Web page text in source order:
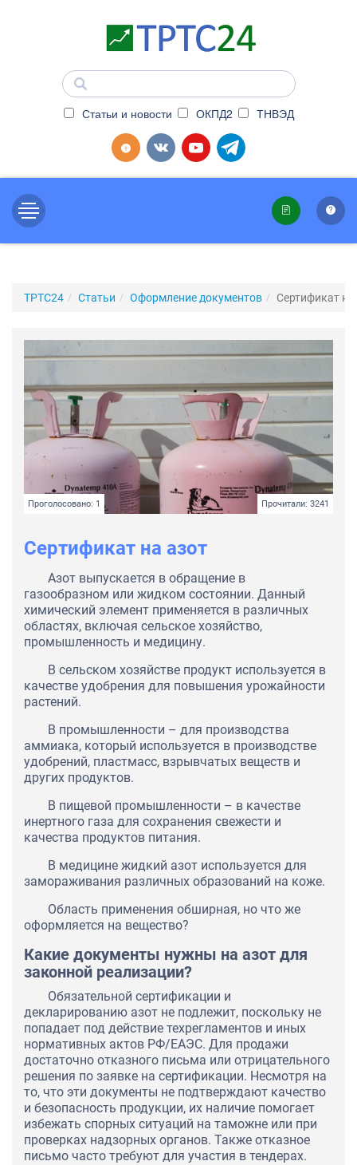
Статьи и новости ОКПД2 ТНВЭД
ТРТС24 Статьи Оформление документов Сертификат на
Проголосовано: 1 Прочитали: 3241
Сертификат на азот
Азот выпускается в обращение в
газообразном или жидком состоянии. Данный
химический элемент применяется в различных
областях, включая сельское хозяйство,
промышленность и медицину.
В сельском хозяйстве продукт используется в
качестве удобрения для повышения урожайности
растений.
В промышленности – для производства
аммиака, который используется в производстве
удобрений, пластмасс, взрывчатых веществ и
других продуктов.
В пищевой промышленности – в качестве
инертного газа для сохранения свежести и
качества продуктов питания.
В медицине жидкий азот используется для
замораживания различных образований на коже.
Область применения обширная, но что же
оформляется на вещество?
Какие документы нужны на азот для
законной реализации?
Обязательной сертификации и
декларированию азот не подлежит, поскольку не
попадает под действие техрегламентов и иных
нормативных актов РФ/ЕАЭС. Для продажи
достаточно отказного письма или отрицательного
решения по заявке на сертификации. Несмотря на
то, что эти документы не подтверждают качество
и безопасность продукции, их наличие помогает
избежать спорных ситуаций на таможне или при
проверках надзорных органов. Также отказное
письмо часто требуют для участия в тендерах.